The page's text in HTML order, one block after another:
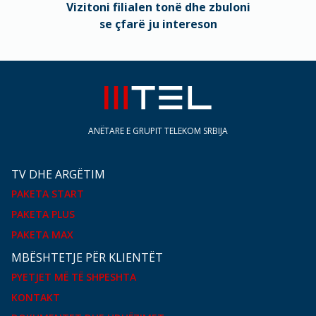
Vizitoni filialen tonë dhe zbuloni
se çfarë ju intereson
ANËTARE E GRUPIT TELEKOM SRBIJA
TV DHE ARGËTIM
PAKETA START
PAKETA PLUS
PAKETA MAX
MBËSHTETJE PËR KLIENTËT
PYETJET MË TË SHPESHTA
KONTAKT